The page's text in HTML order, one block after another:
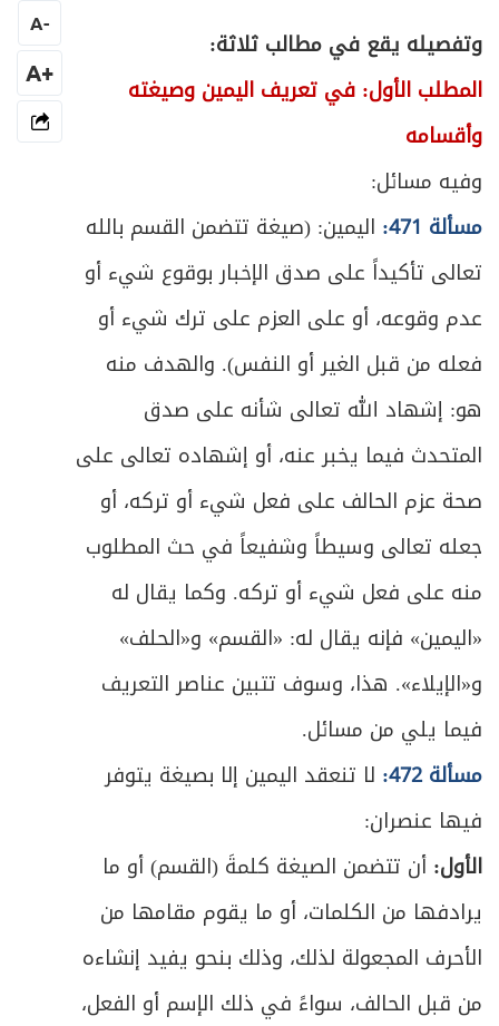
وتفصيله يقع في مطالب ثلاثة:
المطلب الأول: في تعريف اليمين وصيغته
وأقسامه
وفيه مسائل:
مسألة 471:
اليمين: (صيغة تتضمن القسم بالله
تعالى تأكيداً على صدق الإخبار بوقوع شيء أو
عدم وقوعه، أو على العزم على ترك شيء أو
فعله من قبل الغير أو النفس). والهدف منه
هو: إشهاد الله تعالى شأنه على صدق
المتحدث فيما يخبر عنه، أو إشهاده تعالى على
صحة عزم الحالف على فعل شيء أو تركه، أو
جعله تعالى وسيطاً وشفيعاً في حث المطلوب
منه على فعل شيء أو تركه. وكما يقال له
«اليمين» فإنه يقال له: «القسم» و«الحلف»
و«الإيلاء». هذا، وسوف تتبين عناصر التعريف
فيما يلي من مسائل.
مسألة 472:
لا تنعقد اليمين إلا بصيغة يتوفر
فيها عنصران:
الأول: أن تتضمن الصيغة كلمةَ (القسم) أو ما
يرادفها من الكلمات، أو ما يقوم مقامها من
الأحرف المجعولة لذلك، وذلك بنحو يفيد إنشاءه
من قبل الحالف، سواءً في ذلك الإسم أو الفعل،
-
A
+A
ص
392 الباب الخامس: في الأطعمة والأشربة
ص
395
المبحث الأول: في ما يحرم تناوله من الأطعمة
400 المبحث الثاني: في ما يحل تناوله عند الاضطرار
ص
408 القسم الثاني: في أحكام الزواج والأسرة
ص
413 مدخل في أحكام العلاقة بين الرجل والمرأة
415 العلاقة بين الرجل والمَرأة
ص الباب الأول: في الزواج
430 المبحث الأول: في الكفاءة في الدين
431 المبحث الثاني: في من يحرم تزوجه بالقرابة
445
المبحث الثالث: في من يحرم التزوج منه لغير
القرابة
ص457 الفصل الثاني: في العقد والمتعاقدين
460 المبحث الأول: في صيغة العقد
ص
465 المبحث الثاني: في أهلية المتعاقدين
ص
472 المبحث الثالث: في أحكام البطلان والفسخ
491 الفصل الثالث: في آثار الزواج